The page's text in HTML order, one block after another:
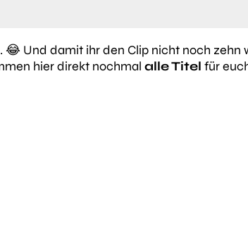
Und damit ihr den Clip nicht noch zehn
hier direkt nochmal alle Titel für